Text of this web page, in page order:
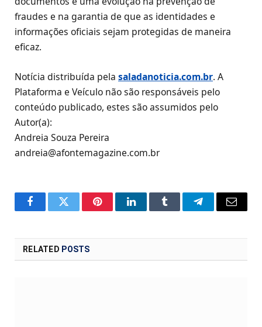
fraudes e na garantia de que as identidades e
informações oficiais sejam protegidas de maneira
eficaz.
Notícia distribuída pela saladanoticia.com.br. A
Plataforma e Veículo não são responsáveis pelo
conteúdo publicado, estes são assumidos pelo
Autor(a):
Andreia Souza Pereira
andreia@afontemagazine.com.br
FacebookTwitter PinterestLinkedInTumblr TelegramEmail
RELATED POSTS